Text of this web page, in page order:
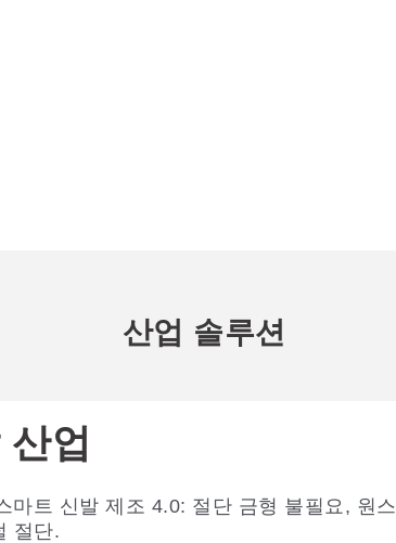
산업 솔루션
산업
마트 신발 제조 4.0: 절단 금형 불필요, 원스
절단.